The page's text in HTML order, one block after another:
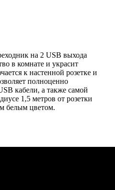
на 2 USB выхода
в комнате и украсит
к настенной розетке и
полноценно
кабели, а также самой
1,5 метров от розетки
белым цветом.